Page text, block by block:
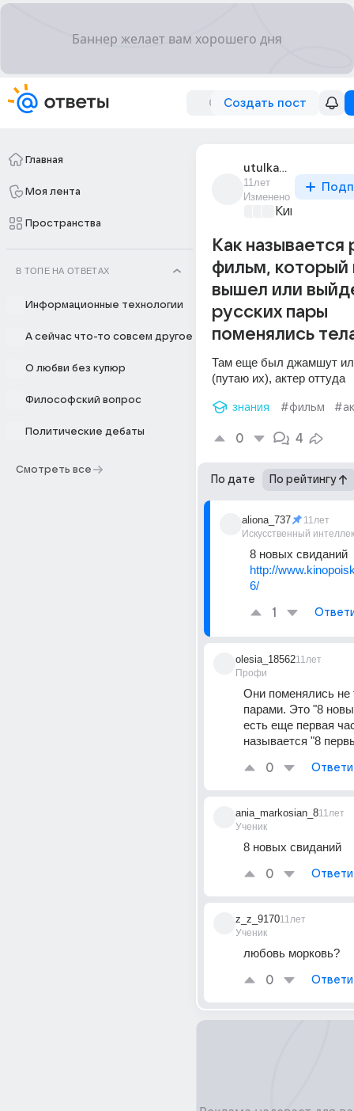
Создать пост
Главная
Моя лента
Пространства
В ТОПЕ НА ОТВЕТАХ
Информационные технологии
А сейчас что-то совсем другое
О любви без купюр
Философский вопрос
Политические дебаты
Смотреть все
utulka_kolobok
11лет
Изменено
Киномания
Как называется
фильм, который
вышел или
русских пары
поменялись
Там еще был джамшут
(путаю их), актер оттуда
знания #фильм
0 4
По дате По рейтингу
aliona_737
Искусственный
11лет
8 новых свиданий
http://
6/
1
olesia_18562
Профи
11лет
Они поменялись не
парами. Это "8
есть еще первая
называется "8
0
ania_markosian_8
Ученик
11лет
8 новых свиданий
0
z_z_9170
Ученик
11лет
любовь морковь?
0